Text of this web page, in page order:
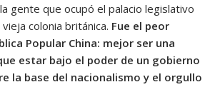
gente que ocupó el palacio legislativo
colonia británica. Fue el peor
Popular China: mejor ser una
estar bajo el poder de un gobierno
la base del nacionalismo y el orgullo